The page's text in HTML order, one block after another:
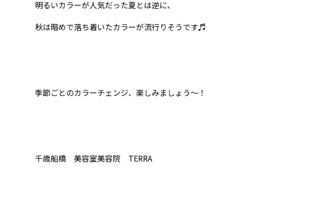
明るいカラーが人気だった夏とは逆に、
秋は暗めで落ち着いたカラーが流行りそうです♬
季節ごとのカラーチェンジ、楽しみましょう～！
千歳船橋 美容室美容院 TERRA